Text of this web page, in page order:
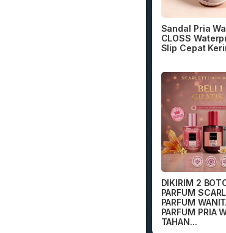
Sandal Pria
CLOSS
Slip Cepat
DIKIRIM 2
PARFUM
PARFUM
PARFUM PRIA
TAHAN...